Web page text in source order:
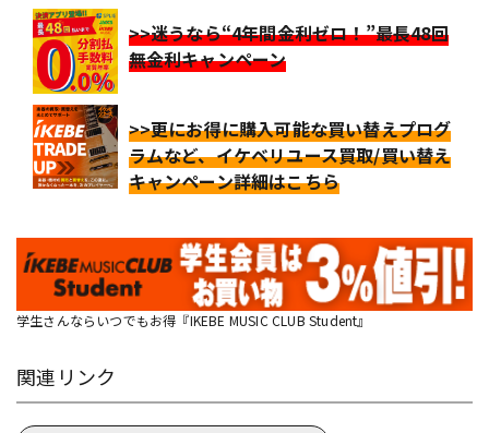
>>迷うなら“4年間金利ゼロ！”最長48回
無金利キャンペーン
>>更にお得に購入可能な買い替えプログ
ラムなど、イケベリユース買取/買い替え
キャンペーン詳細はこちら
学生さんならいつでもお得『IKEBE MUSIC CLUB Student』
関連リンク